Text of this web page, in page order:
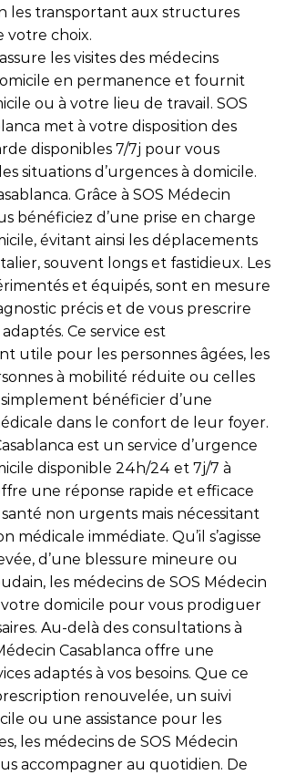
les transportant aux structures
votre choix.
les visites des médecins
en permanence et fournit
ou à votre lieu de travail. SOS
met à votre disposition des
disponibles 7/7j pour vous
situations d’urgences à domicile.
Grâce à SOS Médecin
bénéficiez d’une prise en charge
évitant ainsi les déplacements
souvent longs et fastidieux. Les
et équipés, sont en mesure
précis et de vous prescrire
Ce service est
utile pour les personnes âgées, les
à mobilité réduite ou celles
bénéficier d’une
dans le confort de leur foyer.
est un service d’urgence
disponible 24h/24 et 7j/7 à
une réponse rapide et efficace
non urgents mais nécessitant
médicale immédiate. Qu’il s’agisse
d’une blessure mineure ou
les médecins de SOS Médecin
domicile pour vous prodiguer
Au-delà des consultations à
Casablanca offre une
adaptés à vos besoins. Que ce
renouvelée, un suivi
ou une assistance pour les
les médecins de SOS Médecin
accompagner au quotidien. De